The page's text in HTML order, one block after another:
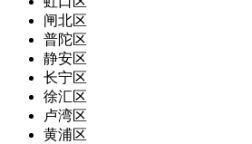
闸北区
普陀区
静安区
长宁区
徐汇区
卢湾区
黄浦区